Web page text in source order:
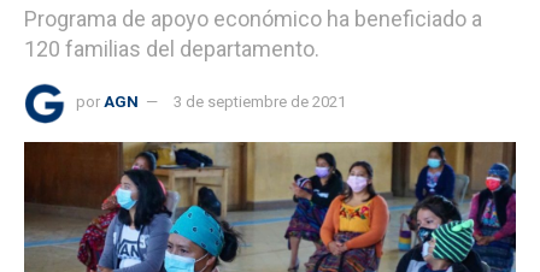
Programa de apoyo económico ha beneficiado a
120 familias del departamento.
por AGN 3 de septiembre de 2021